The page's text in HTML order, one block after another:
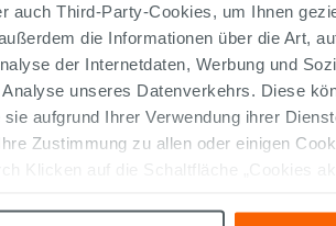
auch Third-Party-Cookies, um Ihnen
die Informationen über die Art,
der Internetdaten, Werbung und
unseres Datenverkehrs. Diese
aufgrund Ihrer Verwendung ihrer
Zustimmung zu allen oder einigen
Klicken auf die Schaltfläche „Cookies